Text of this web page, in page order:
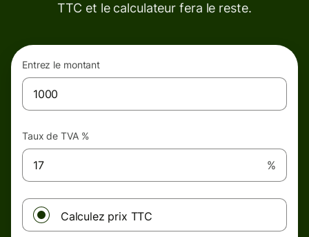
TTC et le calculateur fera le reste.
Entrez le montant
Taux de TVA %
%
Calculez prix TTC